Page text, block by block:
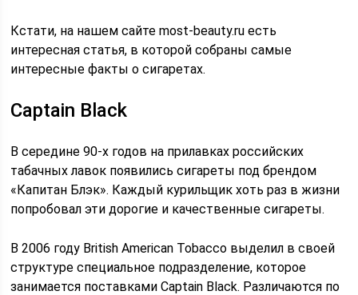
Кстати, на нашем сайте most-beauty.ru есть
интересная статья, в которой собраны самые
интересные факты о сигаретах.
Captain Black
В середине 90-х годов на прилавках российских
табачных лавок появились сигареты под брендом
«Капитан Блэк». Каждый курильщик хоть раз в жизни
попробовал эти дорогие и качественные сигареты.
В 2006 году British American Tobacco выделил в своей
структуре специальное подразделение, которое
занимается поставками Captain Black. Различаются по